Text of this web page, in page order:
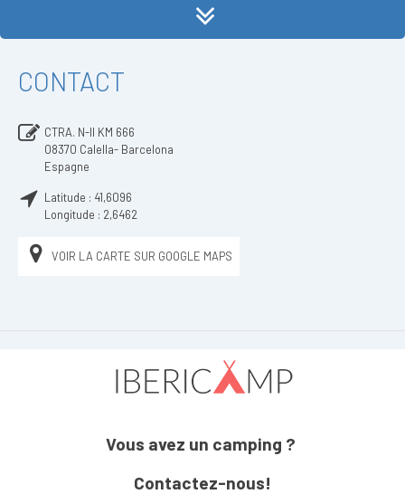
CONTACT
CTRA. N-II KM 666
08370 Calella- Barcelona
Espagne
Latitude : 41,6096
Longitude : 2,6462
VOIR LA CARTE SUR GOOGLE MAPS
Vous avez un camping ?
Contactez-nous!